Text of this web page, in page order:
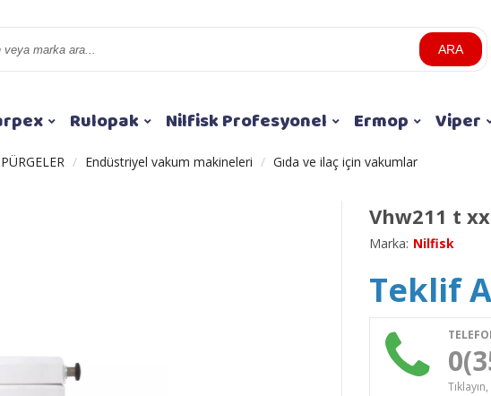
ARA
Rulopak Nilfisk Profesyonel Ermop Viper
Endüstriyel vakum makineleri Gıda ve ilaç için vakumlar
Vhw211 t xx
Marka: Nilfisk
Teklif